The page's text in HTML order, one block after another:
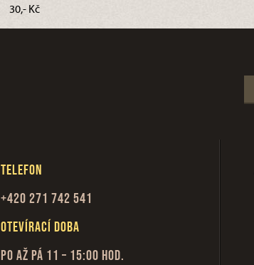
30,- Kč
Telefon
+420 271 742 541
Otevírací doba
Po až Pá 11 – 15:00 hod.